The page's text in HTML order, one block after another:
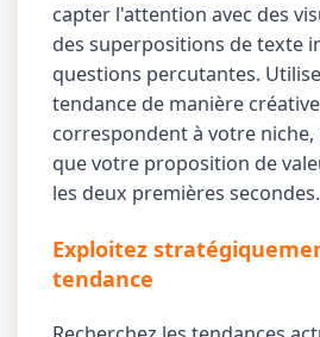
capter l'attention avec des
des superpositions de texte
questions percutantes.
tendance de manière
correspondent à votre niche,
que votre proposition de
les deux premières secondes.
Exploitez
tendance